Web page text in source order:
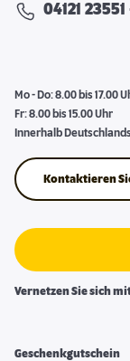
04121 23551
Mo - Do: 8.00 bis 17.00
Fr: 8.00 bis 15.00 Uhr
Innerhalb
Kontaktieren
Vernetzen Sie sich
Geschenkgutschein